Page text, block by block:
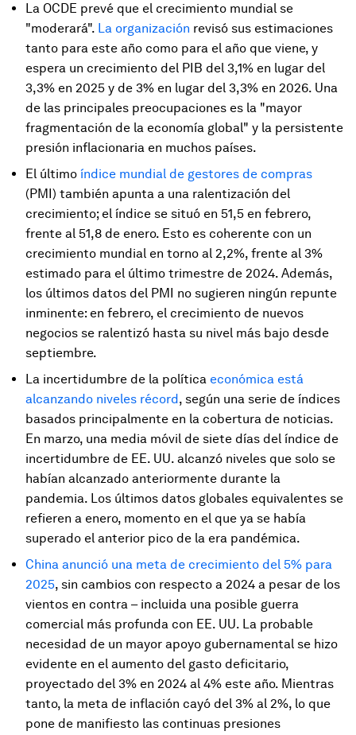
La OCDE prevé que el crecimiento mundial se
"moderará". La organización revisó sus estimaciones
tanto para este año como para el año que viene, y
espera un crecimiento del PIB del 3,1% en lugar del
3,3% en 2025 y de 3% en lugar del 3,3% en 2026. Una
de las principales preocupaciones es la "mayor
fragmentación de la economía global" y la persistente
presión inflacionaria en muchos países.
El último índice mundial de gestores de compras
(PMI) también apunta a una ralentización del
crecimiento; el índice se situó en 51,5 en febrero,
frente al 51,8 de enero. Esto es coherente con un
crecimiento mundial en torno al 2,2%, frente al 3%
estimado para el último trimestre de 2024. Además,
los últimos datos del PMI no sugieren ningún repunte
inminente: en febrero, el crecimiento de nuevos
negocios se ralentizó hasta su nivel más bajo desde
septiembre.
La incertidumbre de la política económica está
alcanzando niveles récord, según una serie de índices
basados principalmente en la cobertura de noticias.
En marzo, una media móvil de siete días del índice de
incertidumbre de EE. UU. alcanzó niveles que solo se
habían alcanzado anteriormente durante la
pandemia. Los últimos datos globales equivalentes se
refieren a enero, momento en el que ya se había
superado el anterior pico de la era pandémica.
China anunció una meta de crecimiento del 5% para
2025, sin cambios con respecto a 2024 a pesar de los
vientos en contra – incluida una posible guerra
comercial más profunda con EE. UU. La probable
necesidad de un mayor apoyo gubernamental se hizo
evidente en el aumento del gasto deficitario,
proyectado del 3% en 2024 al 4% este año. Mientras
tanto, la meta de inflación cayó del 3% al 2%, lo que
pone de manifiesto las continuas presiones